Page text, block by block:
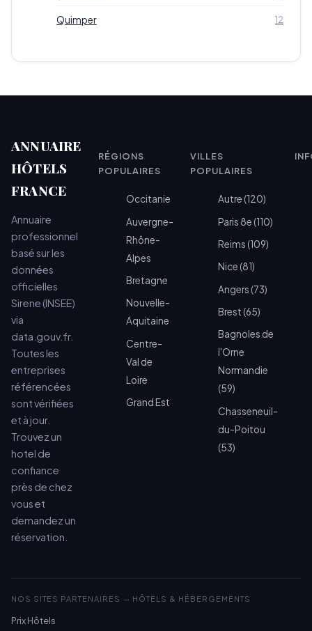
Quimper 12
ANNUAIRE
HÔTELS
FRANCE
Annuaire
professionnel
basé sur les
données
officielles
Sirene (INSEE)
via
data.gouv.fr.
Toutes les
entreprises
référencées
sont vérifiées
et à jour.
Trouvez un
hotel de
confiance
près de chez
vous et
demandez un
réservation.
RÉGIONS
POPULAIRES
Occitanie
Auvergne-
Rhône-
Alpes
Bretagne
Nouvelle-
Aquitaine
Centre-
Val de
Loire
Grand Est
VILLES
POPULAIRES
Autre (120)
Paris 8e (110)
Reims (109)
Nice (81)
Angers (73)
Brest (65)
Bagnoles de
l'Orne
Normandie
(59)
Chasseneuil-
du-Poitou
(53)
NOS SITES PARTENAIRES — HÔTELS & HÉBERGEMENTS
Prix Hôtels